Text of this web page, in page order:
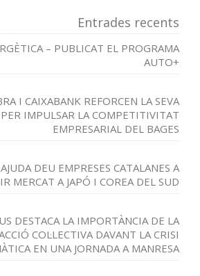
Entrades recents
– PUBLICAT EL PROGRAMA
AUTO+
I CAIXABANK REFORCEN LA SEVA
PER IMPULSAR LA COMPETITIVITAT
EMPRESARIAL DEL BAGES
DEU EMPRESES CATALANES A
MERCAT A JAPÓ I COREA DEL SUD
DESTACA LA IMPORTÀNCIA DE LA
COL·LECTIVA DAVANT LA CRISI
EN UNA JORNADA A MANRESA